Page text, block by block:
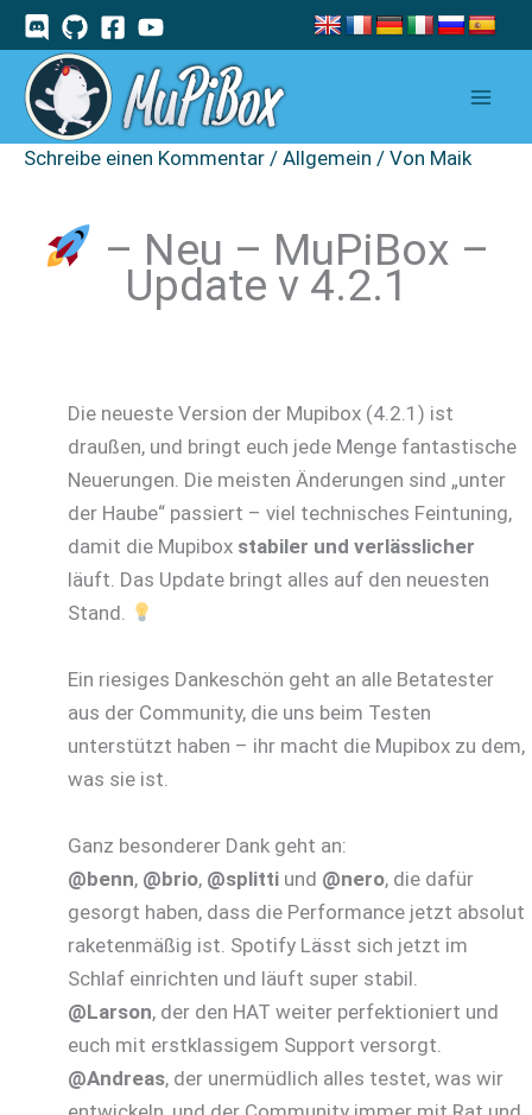
Zum
Inhalt
springen
Schreibe einen Kommentar / Allgemein / Von Maik
– Neu – MuPiBox –
Update v 4.2.1
Die neueste Version der Mupibox (4.2.1) ist
draußen, und bringt euch jede Menge fantastische
Neuerungen. Die meisten Änderungen sind „unter
der Haube“ passiert – viel technisches Feintuning,
damit die Mupibox stabiler und verlässlicher
läuft. Das Update bringt alles auf den neuesten
Stand.
Ein riesiges Dankeschön geht an alle Betatester
aus der Community, die uns beim Testen
unterstützt haben – ihr macht die Mupibox zu dem,
was sie ist.
Ganz besonderer Dank geht an:
@benn, @brio, @splittiund @nero, die dafür
gesorgt haben, dass die Performance jetzt absolut
raketenmäßig ist. Spotify Lässt sich jetzt im
Schlaf einrichten und läuft super stabil.
@Larson, der den HAT weiter perfektioniert und
euch mit erstklassigem Support versorgt.
@Andreas, der unermüdlich alles testet, was wir